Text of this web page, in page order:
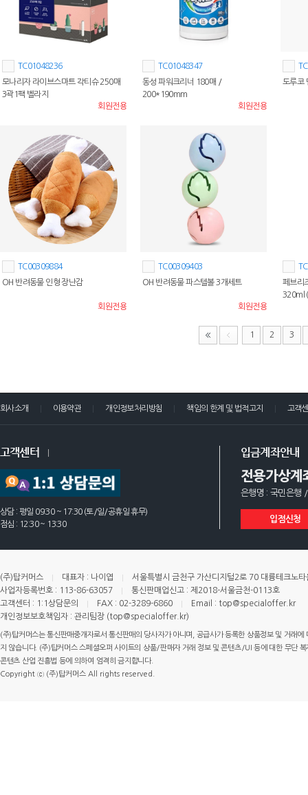
TC01048236
모나리자 라이브스마트 각티슈 250매
3곽1팩 벨라지
회원전용
TC01048347
동성 파워크리너 180매 /
200*190mm
회원전용
도루코
TC00309884
OH 반려동물 인형 장난감
회원전용
TC00309403
OH 반려동물 파스텔볼 3개세트
회원전용
페브리
320ml
1 2 3
회사소개 이용약관 개인정보처리방침 책임의 한계 및 법적고지 고객
고객센터
상담 : 평일 09:30 ~ 17:30 (토/일/공휴일 휴무)
점심 : 12:30 ~ 13:30
입금계좌안내
전용가상계
은행명 : 국민은행
입점신청
(주)탑커머스 대표자 : 나이엽
서울특별시 금천구 가산디지털2로 70 대륭테크노
사업자등록번호 : 113-86-63057
통신판매업신고 : 제2018-서울금천-0113호
고객센터 : 1:1상담문의
FAX : 02-3289-6860
Email : top@specialoffer.kr
개인정보보호책임자 : 관리팀장 (top@specialoffer.kr)
(주)탑커머스는 통신판매중개자로서 통신판매의 당사자가 아니며, 공급사가 등록한 상품정보 및 거래
지 않습니다. (주)탑커머스 스페셜오퍼 사이트의 상품/판매자 거래 정보 및 콘텐츠/UI 등에 대한 무단
콘텐츠 산업 진흥법 등에 의하여 엄격히 금지합니다.
Copyright ⓒ (주)탑커머스 All rights reserved.